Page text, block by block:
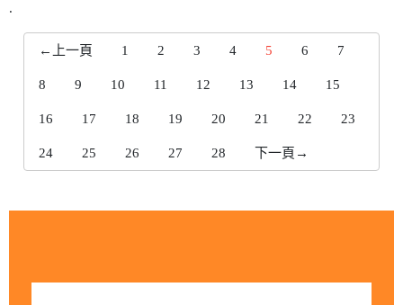
.
←上一頁 1 2 3 4 5 6 7
8 9 10 11 12 13 14 15
16 17 18 19 20 21 22 23
24 25 26 27 28 下一頁→